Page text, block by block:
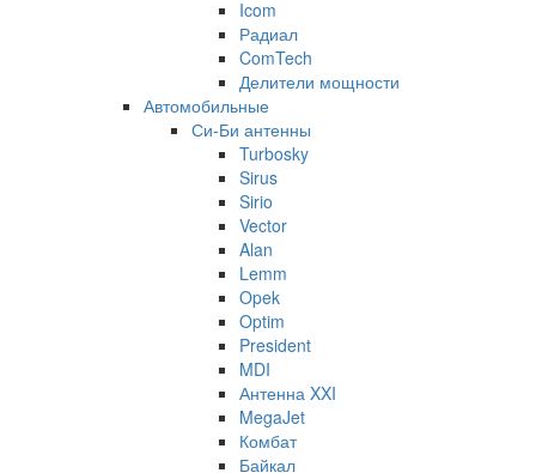
Icom
Радиал
ComTech
Делители мощности
Автомобильные
Си-Би антенны
Turbosky
Sirus
Sirio
Vector
Alan
Lemm
Opek
Optim
President
MDI
Антенна XXI
MegaJet
Комбат
Байкал